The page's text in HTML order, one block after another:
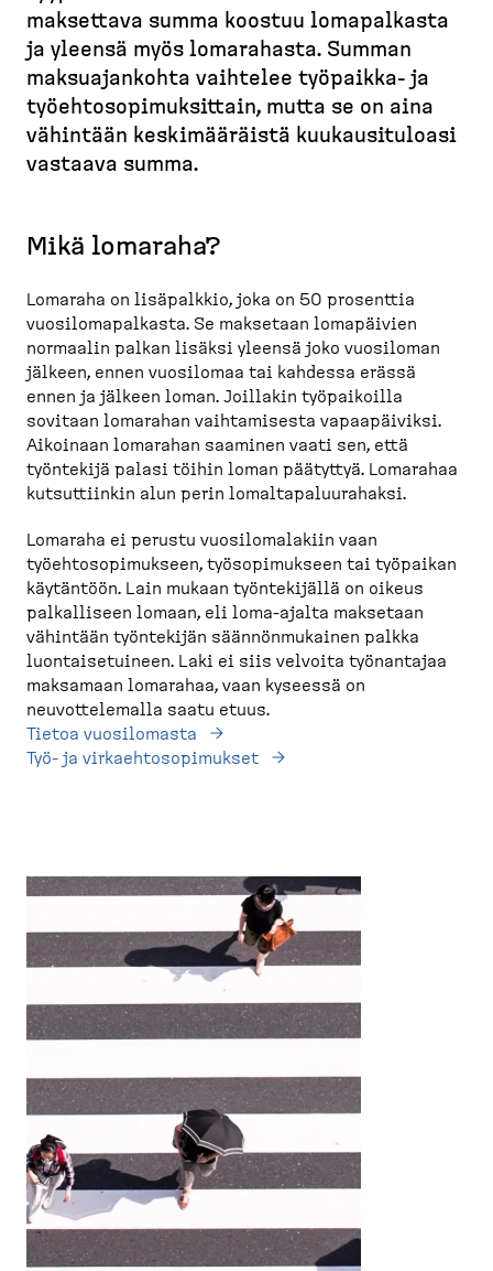
t
u
v
u
e
s
k
t
o
p
u
r
u
p
o
l
maksettava summa koostuu lomapalkasta
ja yleensä myös lomarahasta. Summan
maksua­jankohta vaihtelee työpaikka-​ ja
työehto­so­pi­muk­sittain, mutta se on aina
vähintään keskimää­räistä kuukausi­tuloasi
vastaava summa.
Mikä lomaraha?
Lomaraha on lisäpalkkio, joka on 50 prosenttia
vuosilomapalkasta. Se maksetaan lomapäivien
normaalin palkan lisäksi yleensä joko vuosiloman
jälkeen, ennen vuosilomaa tai kahdessa erässä
ennen ja jälkeen loman. Joillakin työpaikoilla
sovitaan lomarahan vaihtamisesta vapaapäiviksi.
Aikoinaan lomarahan saaminen vaati sen, että
työntekijä palasi töihin loman päätyttyä. Lomarahaa
kutsuttiinkin alun perin lomaltapaluurahaksi.
Lomaraha ei perustu vuosilomalakiin vaan
työehtosopimukseen, työsopimukseen tai työpaikan
käytäntöön. Lain mukaan työntekijällä on oikeus
palkalliseen lomaan, eli loma-ajalta maksetaan
vähintään työntekijän säännönmukainen palkka
luontaisetuineen. Laki ei siis velvoita työnantajaa
maksamaan lomarahaa, vaan kyseessä on
neuvottelemalla saatu etuus.
Tietoa vuosilomasta
Työ- ja virkaehtosopimukset